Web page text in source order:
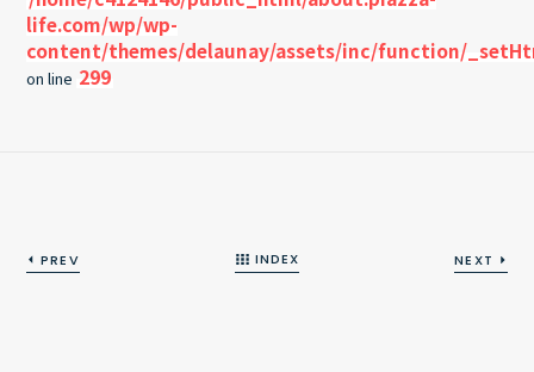
life.com/wp/wp-
content/themes/delaunay/assets/inc/function/
on line 299
PREV INDEX NEXT